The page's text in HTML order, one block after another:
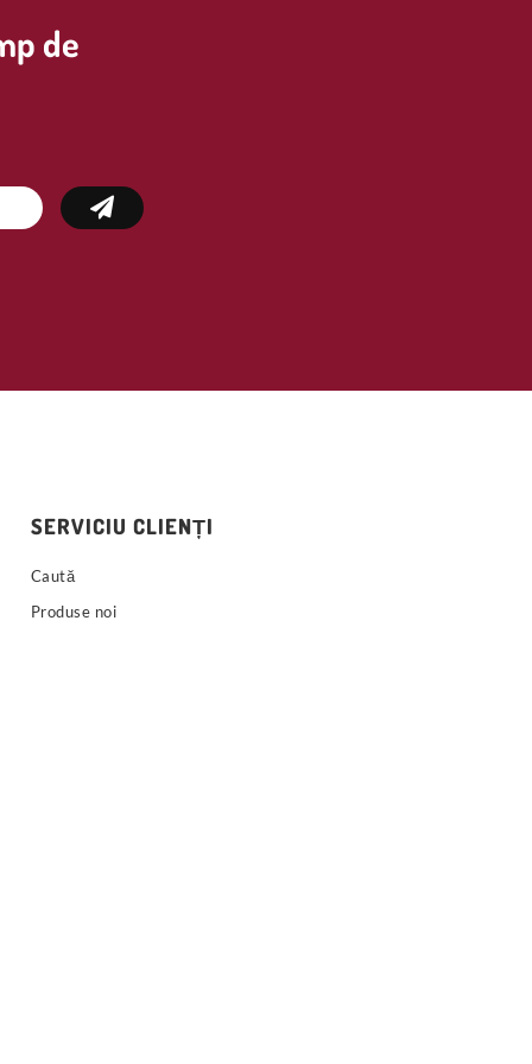
de
SERVICIU CLIENȚI
Caută
Produse noi